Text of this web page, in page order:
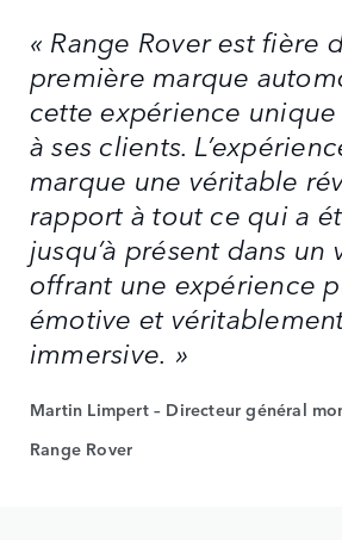
« Range Rover est fière
première marque
cette expérience
à ses clients.
marque une véritable
rapport à tout ce qui a
jusqu’à présent dans un
offrant une expérience
émotive et
immersive. »
Martin Limpert – Directeur général
Range Rover